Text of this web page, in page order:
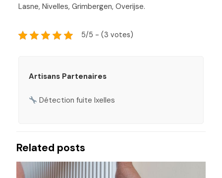
Lasne, Nivelles, Grimbergen, Overijse.
5/5 - (3 votes)
Artisans Partenaires
Détection fuite Ixelles
Related posts